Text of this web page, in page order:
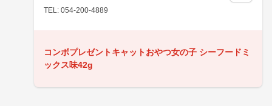
TEL: 054-200-4889
コンボプレゼントキャットおやつ女の子 シーフードミ
ックス味42g